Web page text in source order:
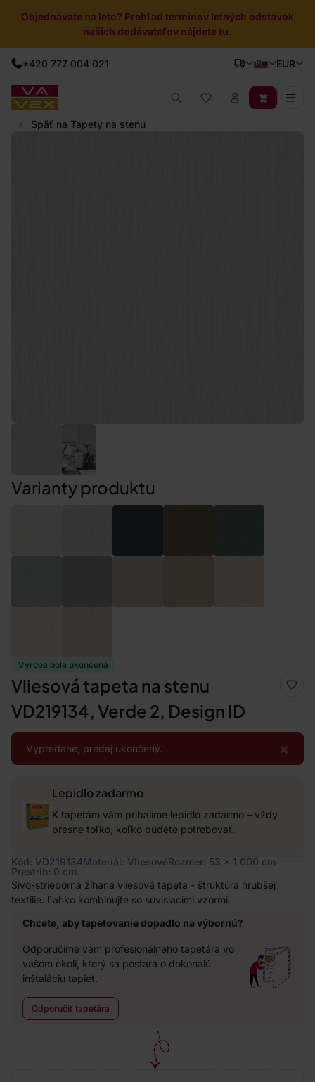
Objednávate na leto? Prehľad termínov letných odstávok
našich dodávateľov nájdete tu.
+420 777 004 021 EUR
Späť na Tapety na stenu
Výroba bola ukončená
Vliesová tapeta na stenu
VD219134, Verde 2, Design ID
×
Vypredané, predaj ukončený.
Lepidlo zadarmo
K tapetám vám pribalíme lepidlo zadarmo – vždy
presne toľko, koľko budete potrebovať.
Kód: VD219134Materiál: VliesovéRozmer: 53 x 1 000 cm
Prestrih: 0 cm
Sivo-strieborná žíhaná vliesová tapeta - štruktúra hrubšej
textílie. Ľahko kombinujte so súvisiacimi vzormi.
Chcete, aby tapetovanie dopadlo na výbornú?
Odporučíme vám profesionálneho tapetára vo
vašom okolí, ktorý sa postará o dokonalú
inštaláciu tapiet.
Odporučiť tapetára
Varianty produktu